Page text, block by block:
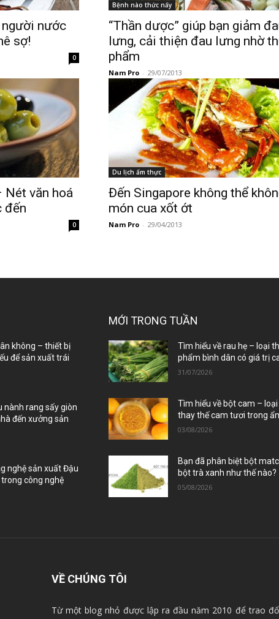
người nước
sợ!
0
Bệnh nào thức nấy
“Thần dược” giúp bạn giảm
lưng, cải thiện đau lưng nhờ
phẩm
Nam Pro - 29/07/2013
Nét văn hoá
đến
0
Du lịch ẩm thực
Đến Singapore không thể
món cua xốt ớt
Nam Pro - 29/04/2013
không – thiết bị
để sản xuất trái
nành rang sấy giòn
đến xưởng sản
nghệ sản xuất Đậu
công nghệ
MỚI TRONG TUẦN
Tìm hiểu về rau hẹ – loại
phẩm bình dân có giá trị
31/07/2026
Tìm hiểu về bột cam – loại
thay thế cam tươi trong
03/08/2026
Bạn đã phân biệt bột
bột trà xanh như thế nào?
05/08/2026
VỀ CHÚNG TÔI
Từ một blog nhỏ được lập ra đầu năm 2010 để trao